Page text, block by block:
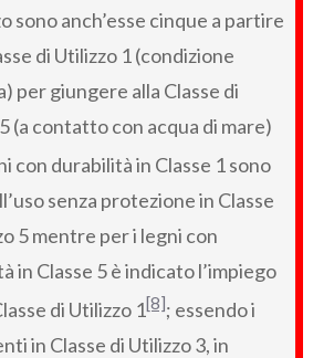
sono anch’esse cinque a partire
di Utilizzo 1 (condizione
per giungere alla Classe di
(a contatto con acqua di mare)
con durabilità in Classe 1 sono
senza protezione in Classe
5 mentre per i legni con
in Classe 5 è indicato l’impiego
di Utilizzo 1[8]; essendo i
in Classe di Utilizzo 3, in